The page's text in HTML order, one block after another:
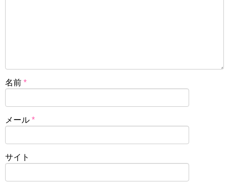
名前 *
メール *
サイト